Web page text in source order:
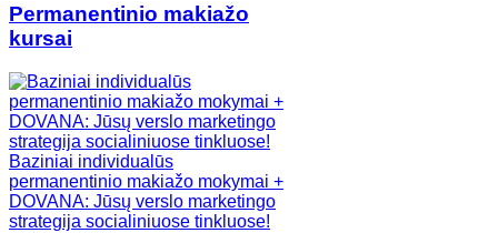
Permanentinio makiažo
kursai
Baziniai individualūs
permanentinio makiažo mokymai +
DOVANA: Jūsų verslo marketingo
strategija socialiniuose tinkluose!